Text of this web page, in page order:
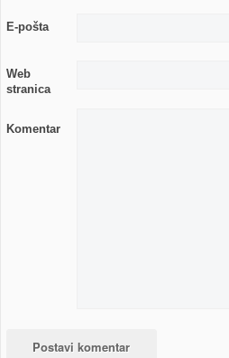
E-pošta
Web
stranica
Komentar